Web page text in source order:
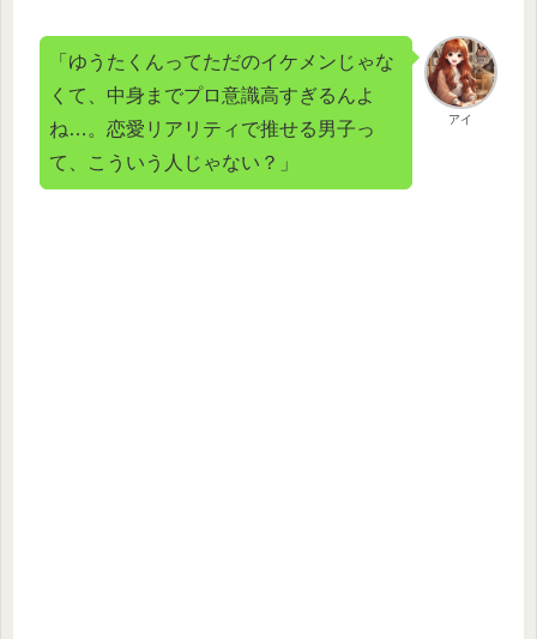
アイ
「ゆうたくんってただのイケメンじゃな
くて、中身までプロ意識高すぎるんよ
ね…。恋愛リアリティで推せる男子っ
て、こういう人じゃない？」